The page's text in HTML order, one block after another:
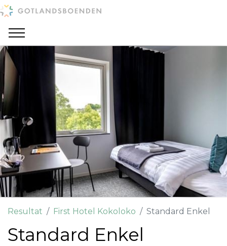
Resultat First Hotel Kokoloko Standard Enkel
Standard Enkel